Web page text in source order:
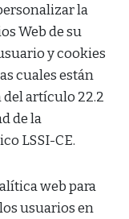
la
Web de su
y cookies
cuales están
artículo 22.2
de la
LSSI-CE.
web para
usuarios en